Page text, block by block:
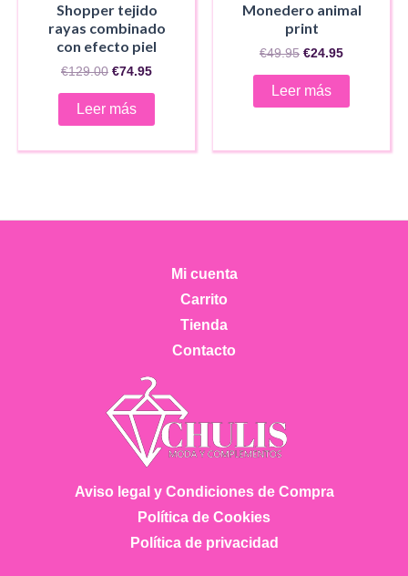
Shopper tejido
rayas combinado
con efecto piel
€129.00 El
original
€74.95El
Leer más
Monedero animal
print
€49.95 El
original
€24.95El
Leer más
Mi cuenta
Carrito
Tienda
Contacto
Aviso legal y Condiciones de Compra
Política de Cookies
Política de privacidad